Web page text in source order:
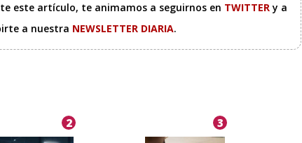
este artículo, te animamos a seguirnos en TWITTERy a
a nuestra NEWSLETTER DIARIA.
2 3